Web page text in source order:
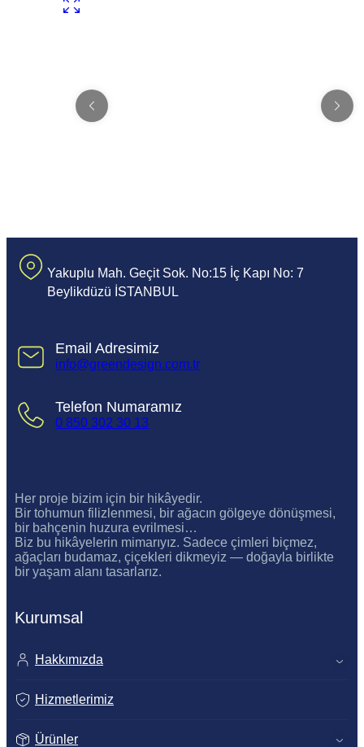
Yakuplu Mah. Geçit Sok. No:15 İç Kapı No: 7
Beylikdüzü İSTANBUL
Email Adresimiz
info@greendesign.com.tr
Telefon Numaramız
0 850 302 30 13
Her proje bizim için bir hikâyedir.
Bir tohumun filizlenmesi, bir ağacın gölgeye dönüşmesi,
bir bahçenin huzura evrilmesi…
Biz bu hikâyelerin mimarıyız. Sadece çimleri biçmez,
ağaçları budamaz, çiçekleri dikmeyiz — doğayla birlikte
bir yaşam alanı tasarlarız.
Kurumsal
Hakkımızda
Hizmetlerimiz
Ürünler